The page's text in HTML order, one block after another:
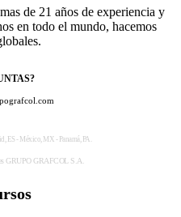
de 21 años de experiencia y
en todo el mundo, hacemos
ES - México, MX - Panamá, PA.
GRUPO GRAFCOL S.A.